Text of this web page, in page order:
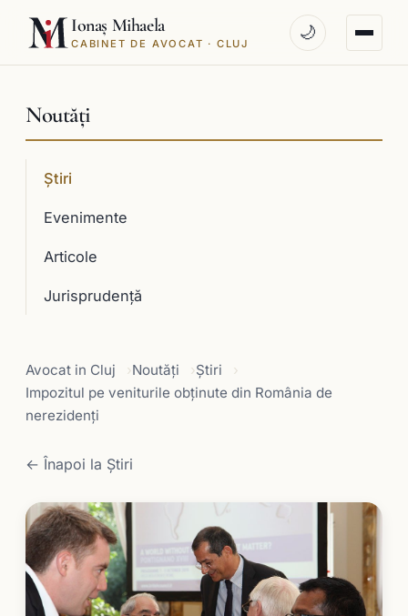
Ionaș Mihaela
CABINET DE AVOCAT · CLUJ
🌙
Noutăți
Știri
Evenimente
Articole
Jurisprudenţă
Avocat in Cluj Noutăți
Știri
Impozitul pe veniturile obținute din România de
nerezidenți
← Înapoi la Știri